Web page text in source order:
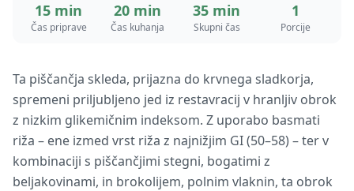
15 min
Čas priprave
20 min
Čas kuhanja
35 min
Skupni čas
1
Porcije
Ta piščančja skleda, prijazna do krvnega sladkorja,
spremeni priljubljeno jed iz restavracij v hranljiv obrok
z nizkim glikemičnim indeksom. Z uporabo basmati
riža – ene izmed vrst riža z najnižjim GI (50–58) – ter v
kombinaciji s piščančjimi stegni, bogatimi z
beljakovinami, in brokolijem, polnim vlaknin, ta obrok